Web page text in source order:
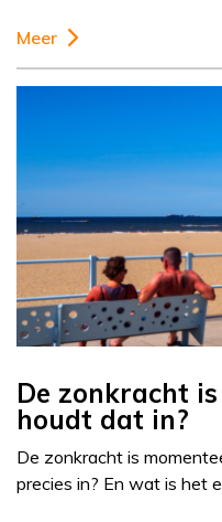
Meer
De zonkracht
houdt dat in?
De zonkracht is
precies in? En wat is het